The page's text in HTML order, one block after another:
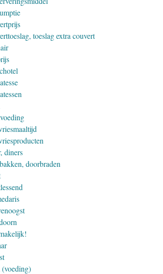
toeslag extra couvert
diners
doorbraden